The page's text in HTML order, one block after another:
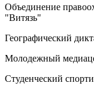
Объединение
"Витязь"
Географический
Молодежный
Студенческий